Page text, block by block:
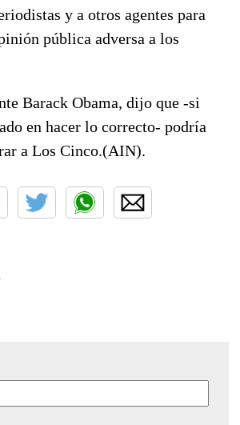
y a otros agentes para
pública adversa a los
Barack Obama, dijo que -si
en hacer lo correcto- podría
a Los Cinco.(AIN).